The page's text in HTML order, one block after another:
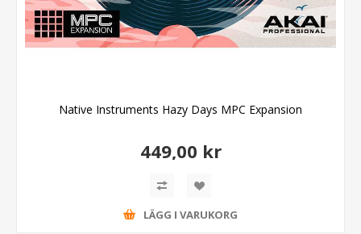
Native Instruments Hazy Days MPC Expansion
449,00 kr
LÄGG I VARUKORG